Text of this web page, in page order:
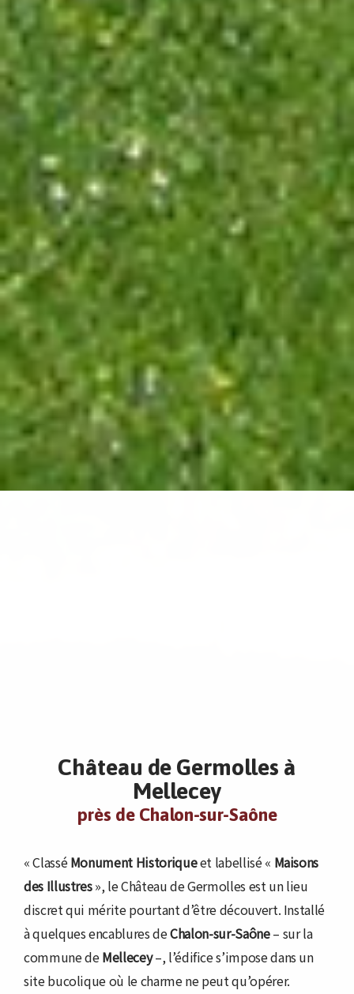
Château de Germolles à
Mellecey
près de Chalon-sur-Saône
« ClasséMonument Historiqueet labellisé « Maisons
des Illustres», le Château de Germolles est un lieu
discret qui mérite pourtant d’être découvert. Installé
à quelques encablures deChalon-sur-Saône– sur la
commune deMellecey–, l’édifice s’impose dans un
site bucolique où le charme ne peut qu’opérer.